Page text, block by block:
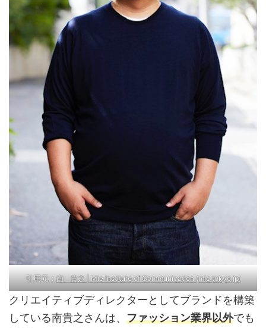
引用元：南 貴之 | Mie Institute of Communication (mic.tokyo.jp)
クリエイティブディレクターとしてブランドを構築
している南貴之さんは、 ファッション業界以外でも